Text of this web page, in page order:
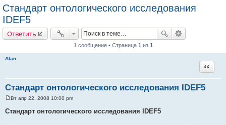
Стандарт онтологического исследования
IDEF5
Ответить
1 сообщение • Страница 1 из 1
Alan
Стандарт онтологического исследования IDEF5
Цитата
о
Вт апр 22, 2008 10:00 pm
Стандарт онтологического исследования IDEF5